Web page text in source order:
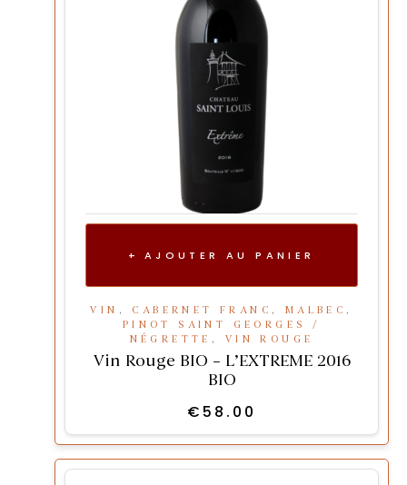
AJOUTER AU PANIER
VIN , CABERNET FRANC , MALBEC ,
PINOT SAINT GEORGES /
NÉGRETTE , VIN ROUGE
Vin Rouge BIO – L’EXTREME 2016
BIO
€ 58.00